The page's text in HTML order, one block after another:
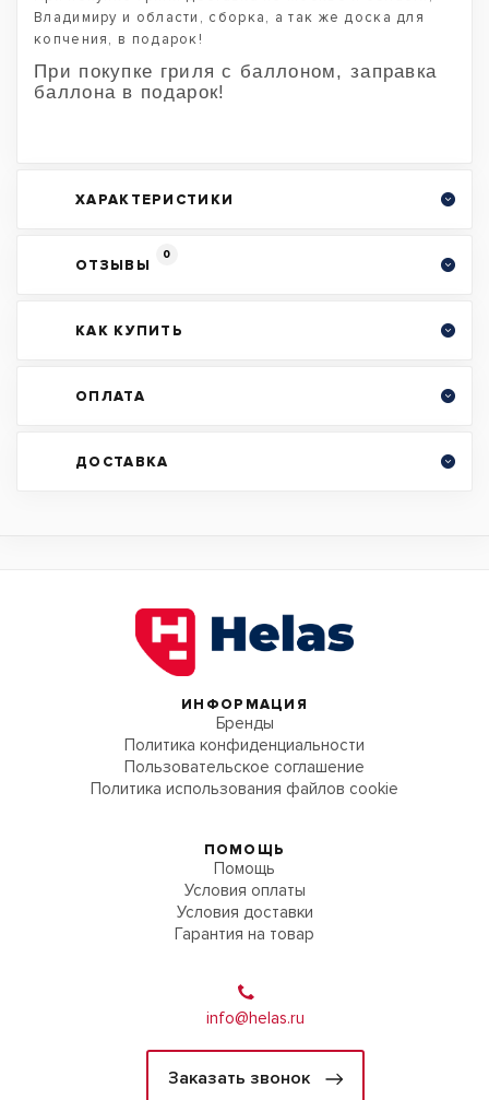
Владимиру и области, сборка, а так же доска для
копчения, в подарок!
При покупке гриля с баллоном, заправка
баллона в подарок!
ХАРАКТЕРИСТИКИ
ОТЗЫВЫ
0
КАК КУПИТЬ
ОПЛАТА
ДОСТАВКА
ИНФОРМАЦИЯ
Бренды
Политика конфиденциальности
Пользовательское соглашение
Политика использования файлов cookie
ПОМОЩЬ
Помощь
Условия оплаты
Условия доставки
Гарантия на товар
info@helas.ru
Заказать звонок